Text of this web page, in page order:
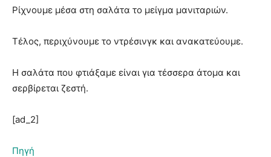
Ρίχνουμε μέσα στη σαλάτα το μείγμα μανιταριών.
Τέλος, περιχύνουμε το ντρέσινγκ και ανακατεύουμε.
Η σαλάτα που φτιάξαμε είναι για τέσσερα άτομα και
σερβίρεται ζεστή.
[ad_2]
Πηγή